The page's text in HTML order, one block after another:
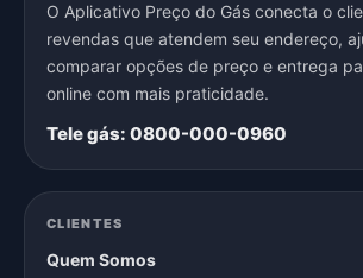
O Aplicativo Preço do Gás conecta o
revendas que atendem seu endereço,
comparar opções de preço e entrega
online com mais praticidade.
Tele gás: 0800-000-0960
CLIENTES
Quem Somos